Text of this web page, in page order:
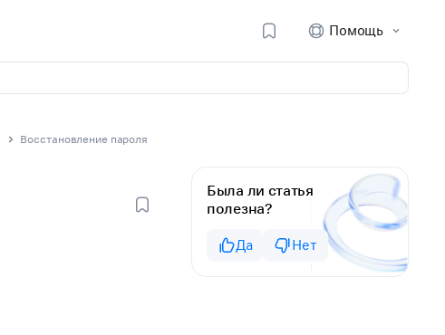
Помощь
Восстановление пароля
Была ли статья
полезна?
Да Нет